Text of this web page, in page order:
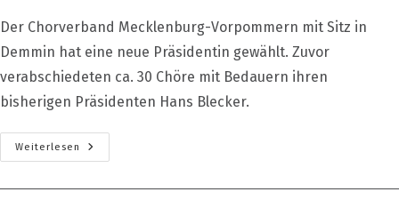
Der Chorverband Mecklenburg-Vorpommern mit Sitz in
Demmin hat eine neue Präsidentin gewählt. Zuvor
verabschiedeten ca. 30 Chöre mit Bedauern ihren
bisherigen Präsidenten Hans Blecker.
Weiterlesen
Chorverband
Mit